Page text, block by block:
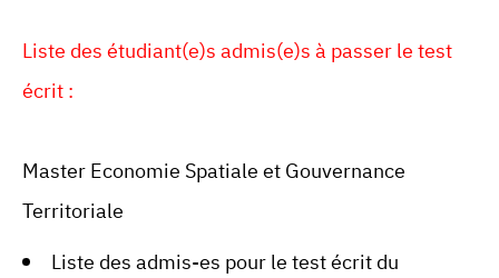
Liste des étudiant(e)s admis(e)s à passer le test
écrit :
Master Economie Spatiale et Gouvernance
Territoriale
Liste des admis-es pour le test écrit du